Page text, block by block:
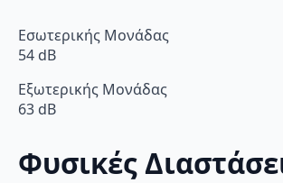
Εσωτερικής Μονάδας
54 dB
Εξωτερικής Μονάδας
63 dB
Φυσικές